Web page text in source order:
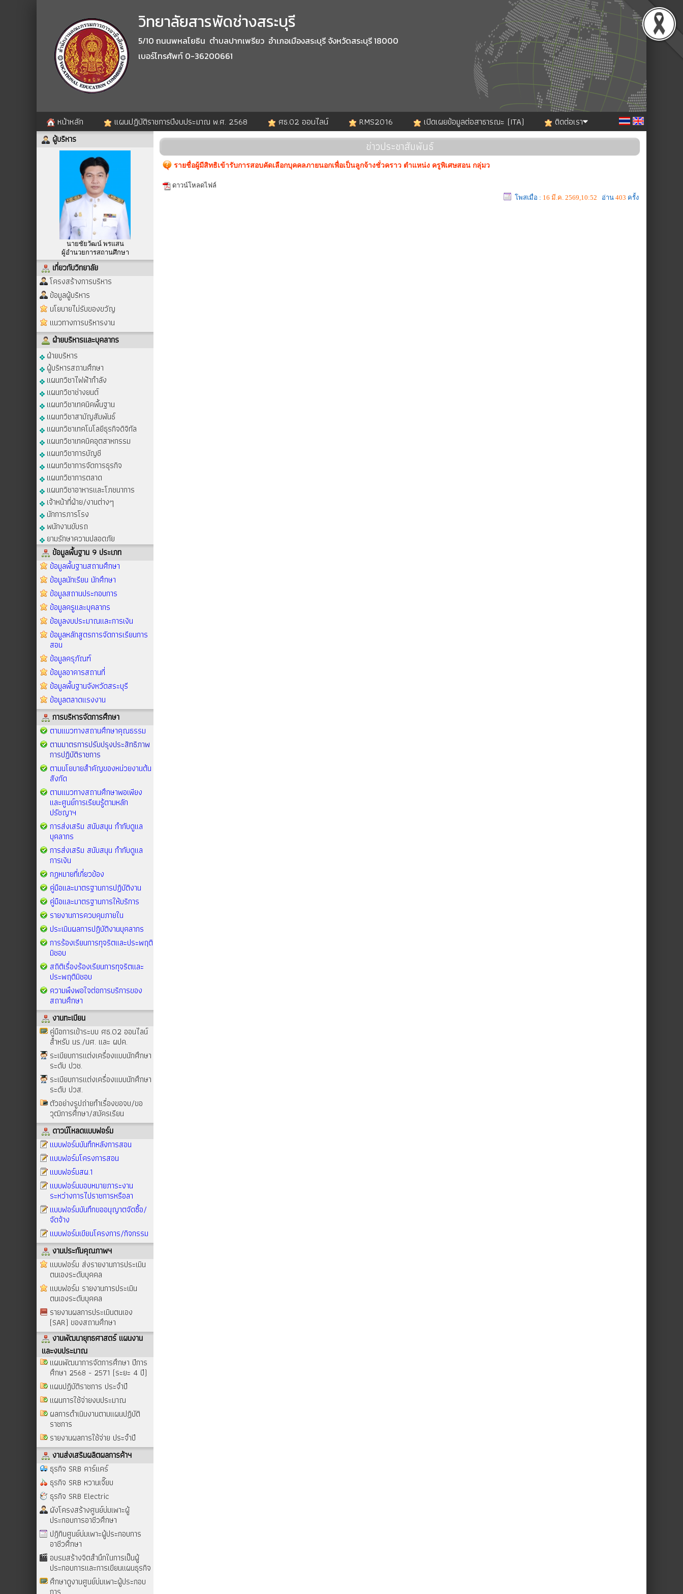
วิทยาลัยสารพัดช่างสระบุรี
5/10 ถนนพหลโยธิน ตำบลปากเพรียว อำเภอเมืองสระบุรี จังหวัดสระบุรี 18000
เบอร์โทรศัพท์ 0-36200661
หน้าหลัก แผนปฏิบัติราชการปีงบประมาณ พ.ศ. 2568 ศธ.02 ออนไลน์ RMS2016 เปิดเผยข้อมูลต่อสาธารณะ (ITA) ติดต่อเรา
ผู้บริหาร
นายชัยวัฒน์ พรแสน
ผู้อำนวยการสถานศึกษา
เกี่ยวกับวิทยาลัย
โครงสร้างการบริหาร
ข้อมูลผู้บริหาร
นโยบายไม่รับของขวัญ
แนวทางการบริหารงาน
ฝ่ายบริหารและบุคลากร
ฝ่ายบริหาร
ผู้บริหารสถานศึกษา
แผนกวิชาไฟฟ้ากำลัง
แผนกวิชาช่างยนต์
แผนกวิชาเทคนิคพื้นฐาน
แผนกวิชาสามัญสัมพันธ์
แผนกวิชาเทคโนโลยีธุรกิจดิจิทัล
แผนกวิชาเทคนิคอุตสาหกรรม
แผนกวิชาการบัญชี
แผนกวิชาการจัดการธุรกิจ
แผนกวิชาการตลาด
แผนกวิชาอาหารและโภชนาการ
เจ้าหน้าที่ฝ่าย/งานต่างๆ
นักการภารโรง
พนักงานขับรถ
ยามรักษาความปลอดภัย
ข้อมูลพื้นฐาน 9 ประเภท
ข้อมูลพื้นฐานสถานศึกษา
ข้อมูลนักเรียน นักศึกษา
ข้อมูลสถานประกอบการ
ข้อมูลครูและบุคลากร
ข้อมูลงบประมาณและการเงิน
ข้อมูลหลักสูตรการจัดการเรียนการ
สอน
ข้อมูลครุภัณฑ์
ข้อมูลอาคารสถานที่
ข้อมูลพื้นฐานจังหวัดสระบุรี
ข้อมูลตลาดแรงงาน
การบริหารจัดการศึกษา
ตามแนวทางสถานศึกษาคุณธรรม
ตามมาตรการปรับปรุงประสิทธิภาพ
การปฏิบัติราชการ
ตามนโยบายสำคัญของหน่วยงานต้น
สังกัด
ตามแนวทางสถานศึกษาพอเพียง
และศูนย์การเรียนรู้ตามหลัก
ปรัชญาฯ
การส่งเสริม สนับสนุน กำกับดูแล
บุคลากร
การส่งเสริม สนับสนุน กำกับดูแล
การเงิน
กฏหมายที่เกี่ยวข้อง
คู่มือและมาตรฐานการปฏิบัติงาน
คู่มือและมาตรฐานการให้บริการ
รายงานการควบคุมภายใน
ประเมินผลการปฏิบัติงานบุคลากร
การร้องเรียนการทุจริตและประพฤติ
มิชอบ
สถิติเรื่องร้องเรียนการทุจริตและ
ประพฤติมิชอบ
ความพึงพอใจต่อการบริการของ
สถานศึกษา
งานทะเบียน
คู่มือการเข้าระบบ ศธ.02 ออนไลน์
สำหรับ นร./นศ. และ ผปค.
ระเบียบการแต่งเครื่องแบบนักศึกษา
ระดับ ปวช.
ระเบียบการแต่งเครื่องแบบนักศึกษา
ระดับ ปวส.
ตัวอย่างรูปถ่ายทำเรื่องขอจบ/ขอ
วุฒิการศึกษา/สมัครเรียน
ดาวน์โหลดแบบฟอร์ม
แบบฟอร์มบันทึกหลังการสอน
แบบฟอร์มโครงการสอน
แบบฟอร์มสผ.1
แบบฟอร์มมอบหมายภาระงาน
ระหว่างการไปราชการหรือลา
แบบฟอร์มบันทึกขออนุญาตจัดซื้อ/
จัดจ้าง
แบบฟอร์มเขียนโครงการ/กิจกรรม
งานประกันคุณภาพฯ
แบบฟอร์ม ส่งรายงานการประเมิน
ตนเองระดับบุคคล
แบบฟอร์ม รายงานการประเมิน
ตนเองระดับบุคคล
รายงานผลการประเมินตนเอง
(SAR) ของสถานศึกษา
งานพัฒนายุทธศาสตร์ แผนงาน
และงบประมาณ
แผนพัฒนาการจัดการศึกษา ปีการ
ศึกษา 2568 - 2571 (ระยะ 4 ปี)
แผนปฏิบัติราชการ ประจำปี
แผนการใช้จ่ายงบประมาณ
ผลการดำเนินงานตามแผนปฏิบัติ
ราชการ
รายงานผลการใช้จ่าย ประจำปี
งานส่งเสริมผลิตผลการค้าฯ
ธุรกิจ SRB คาร์แคร์
ธุรกิจ SRB หวานเจี๊ยบ
ธุรกิจ SRB Electric
ผังโครงสร้างศูนย์บ่มเพาะผู้
ประกอบการอาชีวศึกษา
ปฎิทินศูนย์บ่มเพาะผู้ประกอบการ
อาชีวศึกษา
อบรมสร้างจิตสำนึกในการเป็นผู้
ประกอบการและการเขียนแผนธุรกิจ
ศึกษาดูงานศูนย์บ่มเพาะผู้ประกอบ
ข่าวประชาสัมพันธ์
รายชื่อผู้มีสิทธิเข้ารับการสอบคัดเลือกบุคคลภายนอกเพื่อเป็นลูกจ้างชั่วคราว ตำแหน่ง ครูพิเศษสอน กลุ่มว
ดาวน์โหลดไฟล์
โพสเมื่อ : 16 มี.ค. 2569,10:52 อ่าน 403 ครั้ง